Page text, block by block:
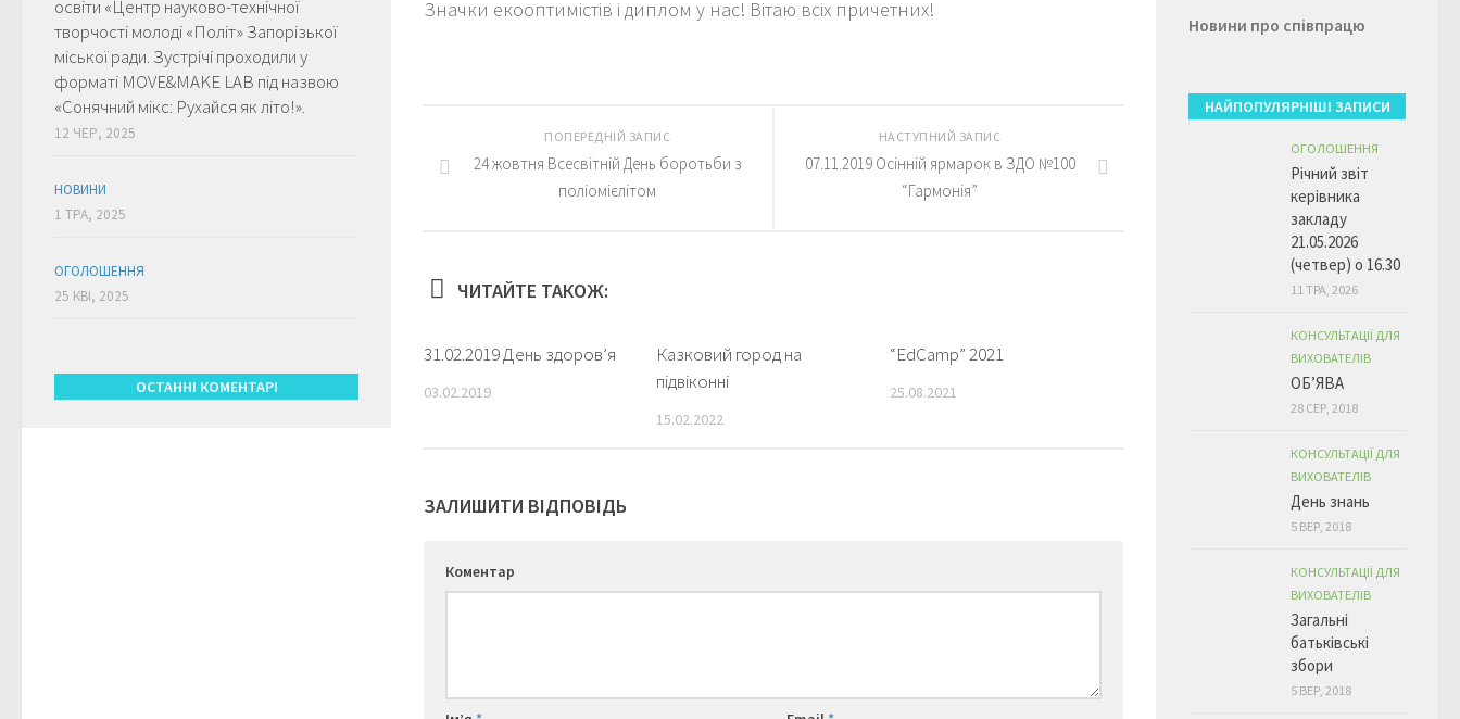
Значки екооптимістів і диплом у нас! Вітаю всіх причетних!
НАСТУПНИЙ ЗАПИС
07.11.2019 Осінній ярмарок в ЗДО №100
“Гармонія”
ПОПЕРЕДНІЙ ЗАПИС
24 жовтня Всесвітній День боротьби з
поліомієлітом
ЧИТАЙТЕ ТАКОЖ:
31.02.2019 День здоров’я
03.02.2019
Казковий город на
підвіконні
15.02.2022
“ЕdCamp” 2021
25.08.2021
ЗАЛИШИТИ ВІДПОВІДЬ
Коментар
освіти «Центр науково-технічної
творчості молоді «Політ» Запорізької
міської ради. Зустрічі проходили у
форматі MOVE&MAKE LAB під назвою
«Сонячний мікс: Рухайся як літо!».
12 ЧЕР, 2025
НОВИНИ
1 ТРА, 2025
ОГОЛОШЕННЯ
25 КВІ, 2025
ОСТАННІ КОМЕНТАРІ
Новини про співпрацю
НАЙПОПУЛЯРНІШІ ЗАПИСИ
ОГОЛОШЕННЯ
Річний звіт
керівника
закладу
21.05.2026
(четвер) о 16.30
11 ТРА, 2026
КОНСУЛЬТАЦІЇ ДЛЯ
ВИХОВАТЕЛІВ
ОБ’ЯВА
28 СЕР, 2018
КОНСУЛЬТАЦІЇ ДЛЯ
ВИХОВАТЕЛІВ
День знань
5 ВЕР, 2018
КОНСУЛЬТАЦІЇ ДЛЯ
ВИХОВАТЕЛІВ
Загальні
батьківські
збори
5 ВЕР, 2018